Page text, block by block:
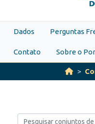
Dados Perguntas
Contato Sobre o